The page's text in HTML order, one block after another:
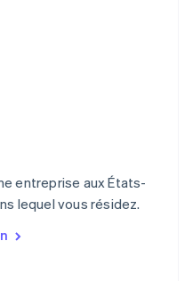
entreprise aux États-
lequel vous résidez.